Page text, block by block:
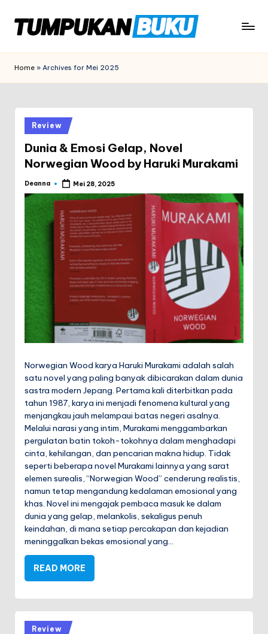
Skip
content
u
m
p
Home » Archives for Mei 2025
Posted
in
Review
Dunia & Emosi Gelap, Novel
Norwegian Wood by Haruki Murakami
Posted
by
Deanna Mei 28, 2025
Norwegian Wood karya Haruki Murakami adalah salah
satu novel yang paling banyak dibicarakan dalam dunia
sastra modern Jepang. Pertama kali diterbitkan pada
tahun 1987, karya ini menjadi fenomena kultural yang
menjangkau jauh melampaui batas negeri asalnya.
Melalui narasi yang intim, Murakami menggambarkan
pergulatan batin tokoh-tokohnya dalam menghadapi
cinta, kehilangan, dan pencarian makna hidup. Tidak
seperti beberapa novel Murakami lainnya yang sarat
elemen surealis, “Norwegian Wood” cenderung realistis,
namun tetap mengandung kedalaman emosional yang
khas. Novel ini mengajak pembaca masuk ke dalam
dunia yang gelap, melankolis, sekaligus penuh
keindahan, di mana setiap percakapan dan kejadian
meninggalkan bekas emosional yang…
READ MORE
Posted
Review